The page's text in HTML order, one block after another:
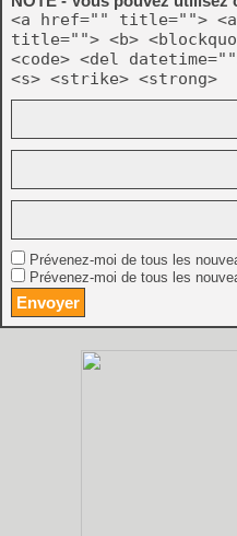
<a href="" title="">
title=""> <b>
<code> <del
<s> <strike> <strong>
Prévenez-moi de tous les
Prévenez-moi de tous les